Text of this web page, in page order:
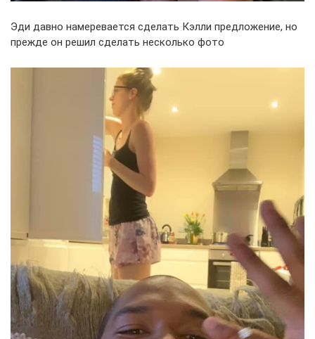
Эди давно намеревается сделать Кэлли предложение, но
прежде он решил сделать несколько фото